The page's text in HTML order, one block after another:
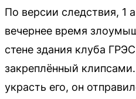
По версии следствия, 1
вечернее время
стене здания клуба
закреплённый
украсть его, он